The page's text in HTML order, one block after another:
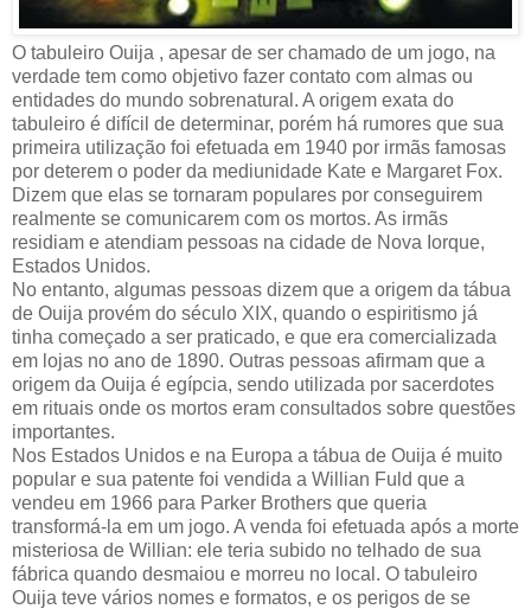
O tabuleiro Ouija , apesar de ser chamado de um jogo, na
verdade tem como objetivo fazer contato com almas ou
entidades do mundo sobrenatural. A origem exata do
tabuleiro é difícil de determinar, porém há rumores que sua
primeira utilização foi efetuada em 1940 por irmãs famosas
por deterem o poder da mediunidade Kate e Margaret Fox.
Dizem que elas se tornaram populares por conseguirem
realmente se comunicarem com os mortos. As irmãs
residiam e atendiam pessoas na cidade de Nova Iorque,
Estados Unidos.
No entanto, algumas pessoas dizem que a origem da tábua
de Ouija provém do século XIX, quando o espiritismo já
tinha começado a ser praticado, e que era comercializada
em lojas no ano de 1890. Outras pessoas afirmam que a
origem da Ouija é egípcia, sendo utilizada por sacerdotes
em rituais onde os mortos eram consultados sobre questões
importantes.
Nos Estados Unidos e na Europa a tábua de Ouija é muito
popular e sua patente foi vendida a Willian Fuld que a
vendeu em 1966 para Parker Brothers que queria
transformá-la em um jogo. A venda foi efetuada após a morte
misteriosa de Willian: ele teria subido no telhado de sua
fábrica quando desmaiou e morreu no local. O tabuleiro
Ouija teve vários nomes e formatos, e os perigos de se